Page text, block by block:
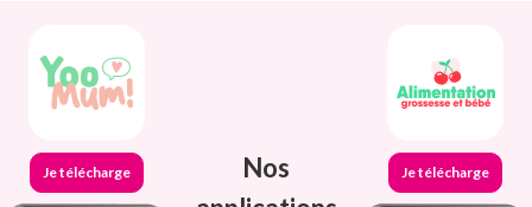
Je télécharge
Nos
Je télécharge